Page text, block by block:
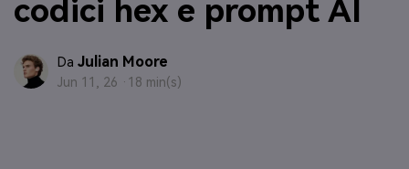
codici hex e prompt AI
Da Julian Moore
Jun 11, 26 · 18 min(s)